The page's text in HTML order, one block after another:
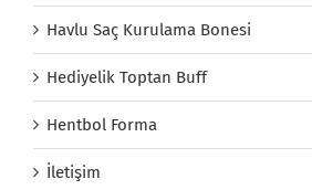
Havlu Saç Kurulama Bonesi
Hediyelik Toptan Buff
Hentbol Forma
İletişim